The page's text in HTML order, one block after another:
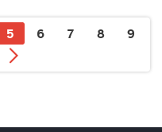
5 6 7 8
9